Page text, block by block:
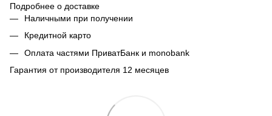
Подробнее о доставке
Наличными при получении
Кредитной карто
Оплата частями ПриватБанк и monobank
Гарантия от производителя 12 месяцев